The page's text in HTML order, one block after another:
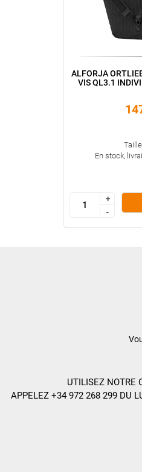
ALFORJA
VIS QL3.1
En stock,
+
-
+
-
UTILISEZ NOTRE
APPELEZ +34 972 268 299 DU